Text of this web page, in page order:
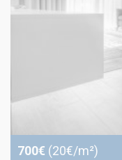
700€ (20€/m²)